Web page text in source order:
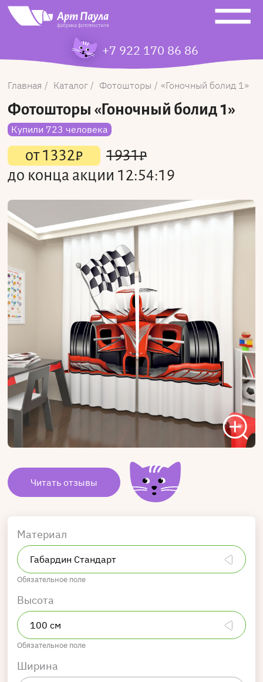
+7 922 170 86 86
Главная Каталог Фотошторы Гоночный болид 1
Фотошторы «Гоночный болид 1»
Купили 723 человека
от1332₽ 1931₽
до конца акции 12:54:19
Читать отзывы
Материал
Обязательное поле
Высота
Обязательное поле
Ширина